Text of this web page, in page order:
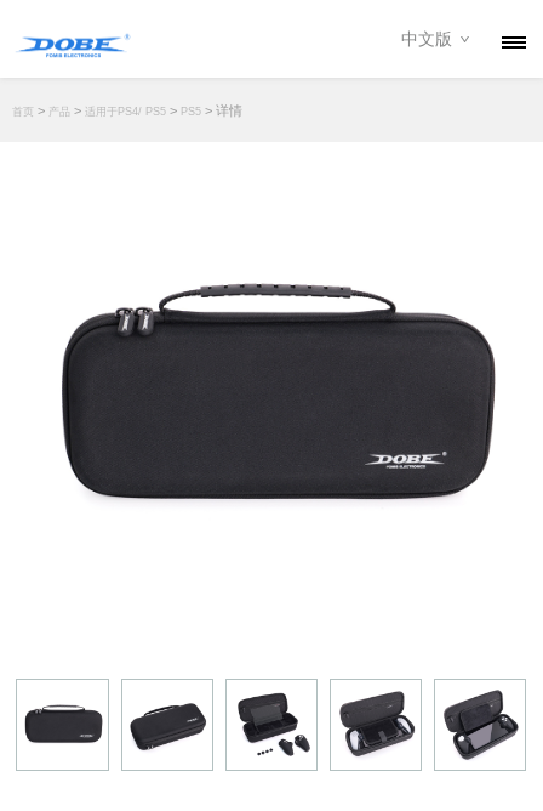
下载专区
经销商
中文版
首页 > 产品 > 适用于PS4/ PS5 > PS5 > 详情